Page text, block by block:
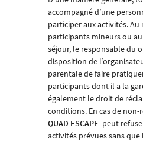
accompagné d’une
participer aux activités.
participants mineurs ou
séjour, le responsable du
disposition de
parentale de faire
participants dont il a la
également le droit de
conditions. En cas de
QUAD ESCAPE peut
activités prévues sans